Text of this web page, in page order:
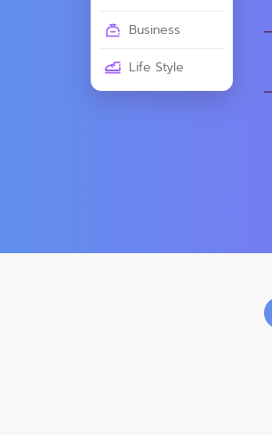
Business
Life Style